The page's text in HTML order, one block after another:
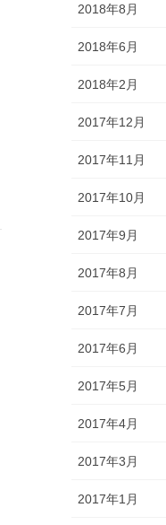
2018年8月
2018年6月
2018年2月
2017年12月
2017年11月
2017年10月
2017年9月
2017年8月
2017年7月
2017年6月
2017年5月
2017年4月
2017年3月
2017年1月